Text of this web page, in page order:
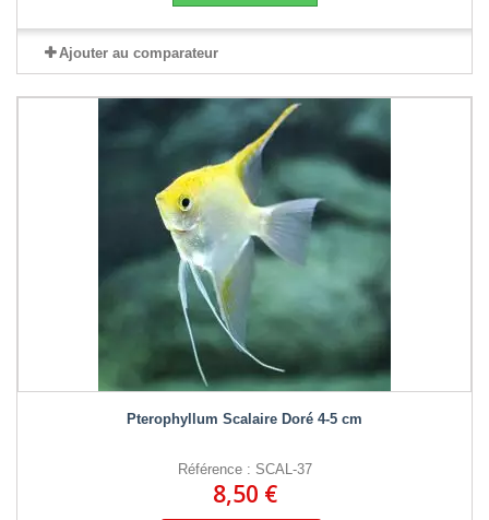
Ajouter au comparateur
Pterophyllum Scalaire Doré 4-5 cm
Référence : SCAL-37
8,50 €